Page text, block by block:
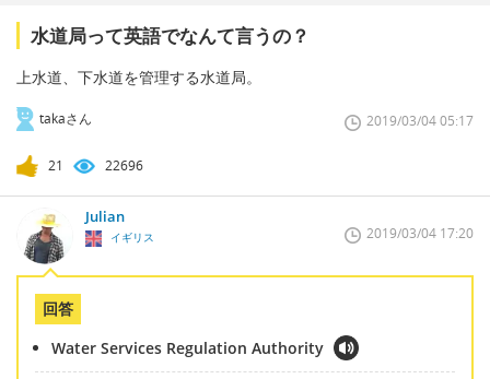
水道局って英語でなんて言うの？
上水道、下水道を管理する水道局。
takaさん 2019/03/04 05:17
21 22696
Julian
イギリス 2019/03/04 17:20
回答
Water Services Regulation Authority